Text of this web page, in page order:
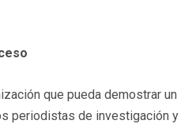
que pueda demostrar un
periodistas de investigación y